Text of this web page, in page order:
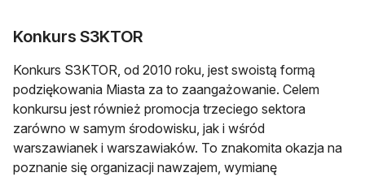
Konkurs S3KTOR
Konkurs S3KTOR, od 2010 roku, jest swoistą formą
podziękowania Miasta za to zaangażowanie. Celem
konkursu jest również promocja trzeciego sektora
zarówno w samym środowisku, jak i wśród
warszawianek i warszawiaków. To znakomita okazja na
poznanie się organizacji nawzajem, wymianę